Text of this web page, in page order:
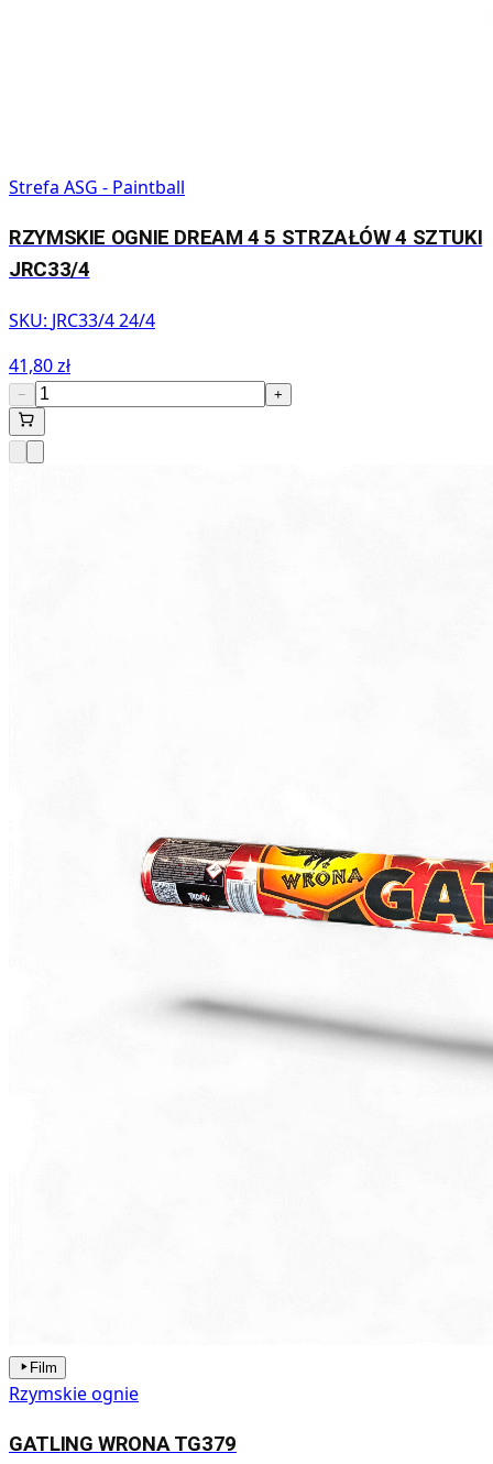
Strefa ASG - Paintball
RZYMSKIE OGNIE DREAM 4 5 STRZAŁÓW 4 SZTUKI
JRC33/4
SKU: JRC33/4 24/4
41,80 zł
− +
Film
Rzymskie ognie
GATLING WRONA TG379